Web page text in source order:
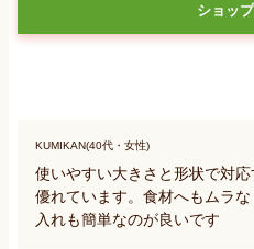
ショッ
KUMIKAN(40代・女性)
使いやすい大きさと形状で対
優れています。食材へもムラ
入れも簡単なのが良いです